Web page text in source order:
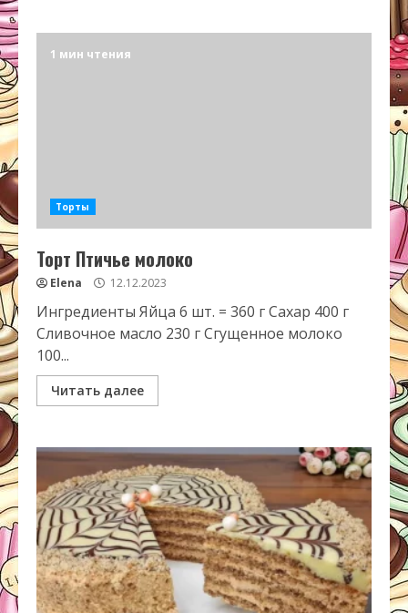
1 мин чтения
Торты
Торт Птичье молоко
Elena 12.12.2023
Ингредиенты Яйца 6 шт. = 360 г Сахар 400 г
Сливочное масло 230 г Сгущенное молоко
100...
Читать далее